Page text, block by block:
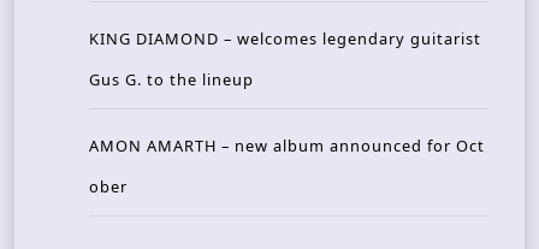
KING DIAMOND – welcomes legendary guitarist
Gus G. to the lineup
AMON AMARTH – new album announced for Oct
ober